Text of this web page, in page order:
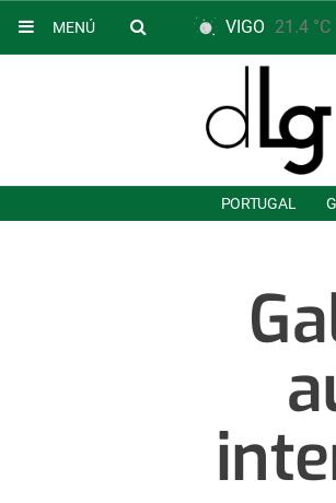
MENÚ VIGO 21.4 °C
PORTUGAL